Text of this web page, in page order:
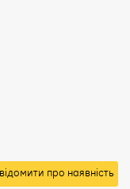
про наявність